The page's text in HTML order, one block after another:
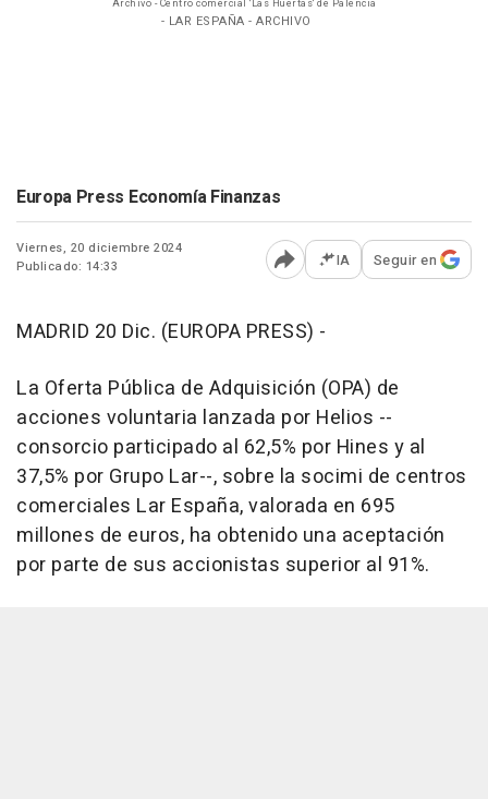
Archivo - Centro comercial 'Las Huertas' de Palencia
- LAR ESPAÑA - ARCHIVO
Europa Press Economía Finanzas
Viernes, 20 diciembre 2024
Publicado: 14:33
Abrir opciones para
IA Seguir en
MADRID 20 Dic. (EUROPA PRESS) -
La Oferta Pública de Adquisición (OPA) de
acciones voluntaria lanzada por Helios --
consorcio participado al 62,5% por Hines y al
37,5% por Grupo Lar--, sobre la socimi de centros
comerciales Lar España, valorada en 695
millones de euros, ha obtenido una aceptación
por parte de sus accionistas superior al 91%.